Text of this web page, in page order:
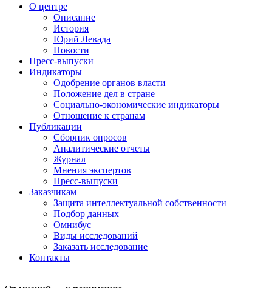
О центре
Описание
История
Юрий Левада
Новости
Пресс-выпуски
Индикаторы
Одобрение органов власти
Положение дел в стране
Социально-экономические индикаторы
Отношение к странам
Публикации
Сборник опросов
Аналитические отчеты
Журнал
Мнения экспертов
Пресс-выпуски
Заказчикам
Защита интеллектуальной собственности
Подбор данных
Омнибус
Виды исследований
Заказать исследование
Контакты